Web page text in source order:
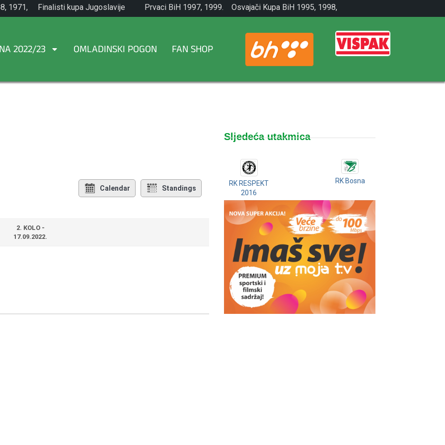
1971,
Finalisti kupa Jugoslavije
1965.
Prvaci BiH 1997, 1999.
Osvajači Kupa BiH 1995, 1998,
2001.
2022/23 OMLADINSKI POGON FAN SHOP
Calendar Standings
2. KOLO -
17.09.2022.
Sljedeća utakmica
RK RESPEKT
2016
RK Bosna